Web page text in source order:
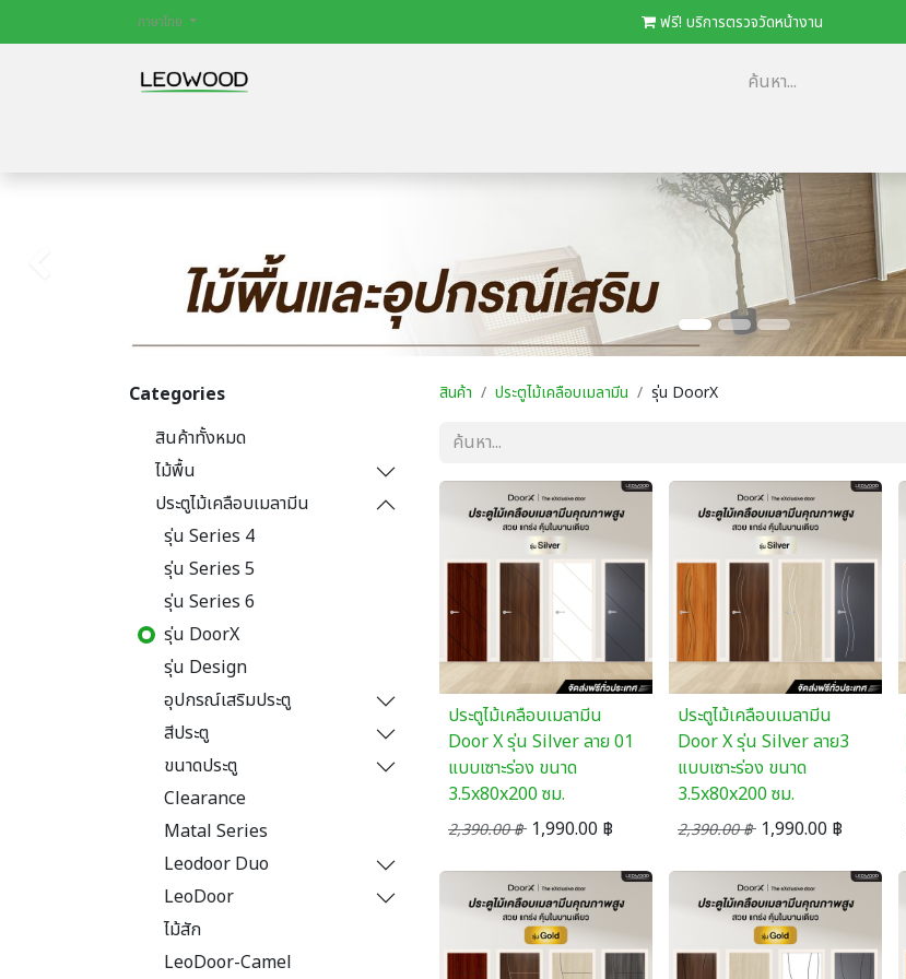
ภาษาไทย ฟรี! บริการตรวจวัดหน้างาน
Categories
สินค้าทั้งหมด
ไม้พื้น
ประตูไม้เคลือบเมลามีน
รุ่น Series 4
รุ่น Series 5
รุ่น Series 6
รุ่น DoorX
รุ่น Design
อุปกรณ์เสริมประตู
สีประตู
ขนาดประตู
Clearance
Matal Series
Leodoor Duo
LeoDoor
ไม้สัก
LeoDoor-Camel
สินค้า ประตูไม้เคลือบเมลามีน รุ่น DoorX
ประตูไม้เคลือบเมลามีน
Door X รุ่น Silver ลาย 01
แบบเซาะร่อง ขนาด
3.5x80x200 ซม.
2,390.00฿ 1,990.00 ฿
ประตูไม้เคลือบเมลามีน
Door X รุ่น Silver ลาย3
แบบเซาะร่อง ขนาด
3.5x80x200 ซม.
2,390.00฿ 1,990.00 ฿